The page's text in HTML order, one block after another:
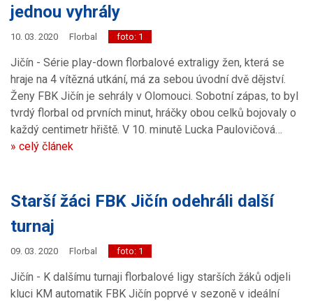
jednou vyhrály
10. 03. 2020 Florbal foto: 1
Jičín - Série play-down florbalové extraligy žen, která se
hraje na 4 vítězná utkání, má za sebou úvodní dvě dějství.
Ženy FBK Jičín je sehrály v Olomouci. Sobotní zápas, to byl
tvrdý florbal od prvních minut, hráčky obou celků bojovaly o
každý centimetr hřiště. V 10. minutě Lucka Paulovičová…
» celý článek
Starší žáci FBK Jičín odehráli další
turnaj
09. 03. 2020 Florbal foto: 1
Jičín - K dalšímu turnaji florbalové ligy starších žáků odjeli
kluci KM automatik FBK Jičín poprvé v sezoně v ideální